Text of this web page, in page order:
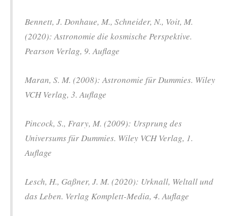
Bennett, J. Donhaue, M., Schneider, N., Voit, M.
(2020): Astronomie die kosmische Perspektive.
Pearson Verlag, 9. Auflage
Maran, S. M. (2008): Astronomie für Dummies. Wiley
VCH Verlag, 3. Auflage
Pincock, S., Frary, M. (2009): Ursprung des
Universums für Dummies. Wiley VCH Verlag, 1.
Auflage
Lesch, H., Gaßner, J. M. (2020): Urknall, Weltall und
das Leben. Verlag Komplett-Media, 4. Auflage